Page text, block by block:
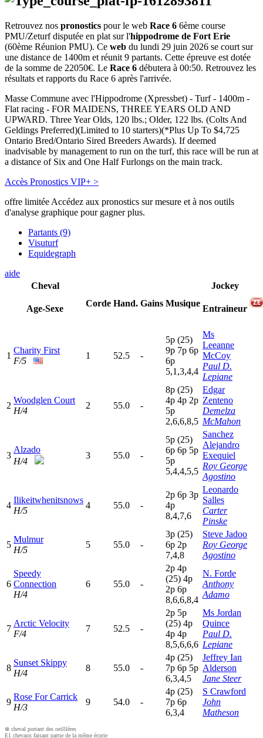
Retrouvez nos pronostics pour le web Race 6 6ème course
PMU/Zeturf disputée en plat sur l'hippodrome de Fort Erie
(60ème Réunion PMU). Ce web du lundi 29 juin 2026 se court sur
une distance de 1400m et réunit 9 partants. Cette épreuve est dotée
de la somme de 22050€. Le Race 6 débutera à 00:50. Retrouvez les
résultats et rapports du Race 6 après l'arrivée.
Masse Commune avec l'Hippodrome (Xpressbet) - Turf - 1400m -
Flat racing - FOR MAIDENS, THREE YEARS OLD AND
UPWARD. Three Year Olds, 120 lbs.; Older, 122 lbs. (Colts And
Geldings Preferred)(Limited to 10 starters)(*Plus Up To $4,725
Ontario Bred/Ontario Sired Breeders Awards). If deemed
inadvisable by management to run on the turf, this race will be run at
a distance of Six and One Half Furlongs on the main track.
Accès Pronostics VIP+ >
offre limitée Accédez aux pronostics sur mesure et à nos outils
d'analyse graphique pour gagner plus.
Partants (9)
Visuturf
Equidegraph
aide
Cheval
Age-Sexe
Corde Hand. Gains Musique
Jockey
Entraineur
1
Charity First
F/5
1 52.5 -
5p (25)
9p 7p 6p
6p
5,1,3,4,4
Ms
Leeanne
McCoy
Paul D.
Lepiane
2
Woodglen Court
H/4
2 55.0 -
8p (25)
4p 4p 2p
5p
2,6,6,8,5
Edgar
Zenteno
Demelza
McMahon
3
Alzado
H/4
3 55.0 -
5p (25)
6p 6p 5p
5p
5,4,4,5,5
Sanchez
Alejandro
Exequiel
Roy George
Agostino
4
Ilikeitwhenitsnows
H/5
4 55.0 -
2p 6p 3p
4p
8,4,7,6
Leonardo
Salles
Carter
Pinske
5
Mulmur
H/5
5 55.0 -
3p (25)
6p 2p
7,4,8
Steve Jadoo
Roy George
Agostino
6
Speedy
Connection
H/4
6 55.0 -
2p 4p
(25) 4p
2p 6p
8,6,6,8,4
N. Forde
Anthony
Adamo
7
Arctic Velocity
F/4
7 52.5 -
2p 5p
(25) 4p
4p 4p
8,5,6,6,6
Ms Jordan
Quince
Paul D.
Lepiane
8
Sunset Skippy
H/4
8 55.0 -
4p (25)
7p 6p 5p
6,3,4,5
Jeffrey Ian
Alderson
Jane Steer
9
Rose For Carrick
H/3
9 54.0 -
4p (25)
7p 6p
6,3,4
S Crawford
John
Matheson
⊗ cheval portant des oeilllères
E1 chevaux faisant partie de la même écurie